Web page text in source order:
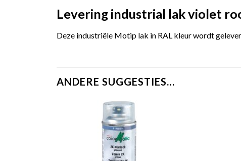
Levering industrial lak violet
Deze industriële Motip lak in RAL kleur wordt
ANDERE SUGGESTIES…